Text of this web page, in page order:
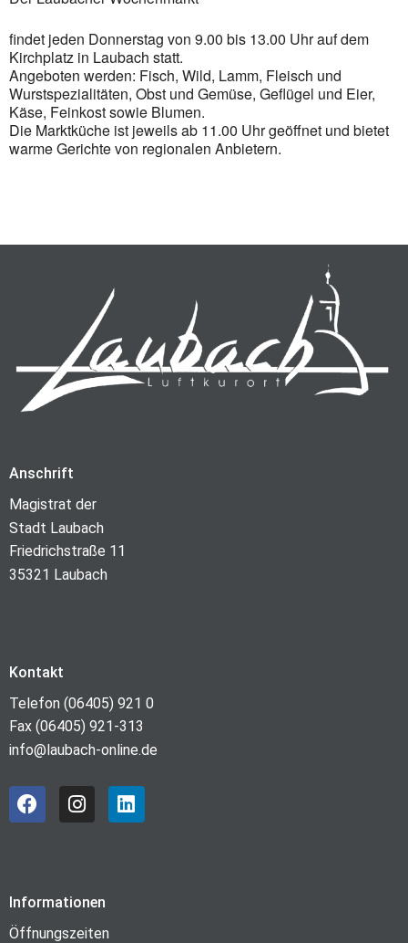
findet jeden Donnerstag von 9.00 bis 13.00 Uhr auf dem
Kirchplatz in Laubach statt.
Angeboten werden: Fisch, Wild, Lamm, Fleisch und
Wurstspezialitäten, Obst und Gemüse, Geflügel und Eier,
Käse, Feinkost sowie Blumen.
Die Marktküche ist jeweils ab 11.00 Uhr geöffnet und bietet
warme Gerichte von regionalen Anbietern.
Anschrift
Magistrat der
Stadt Laubach
Friedrichstraße 11
35321 Laubach
Kontakt
Telefon (06405) 921 0
Fax (06405) 921-313
info@laubach-online.de
Informationen
Öffnungszeiten